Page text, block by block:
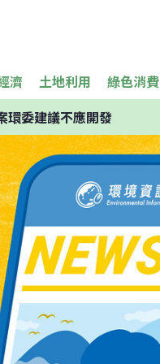
濟 土地利用 綠色消費
環委建議不應開發